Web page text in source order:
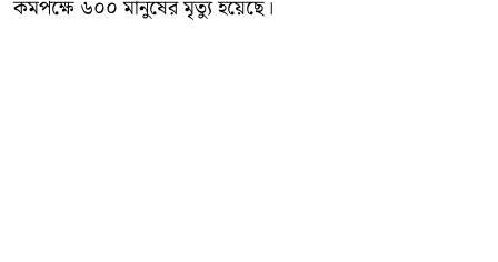
কমপক্ষে ৬০০ মানুষের মৃত্যু হয়েছে।